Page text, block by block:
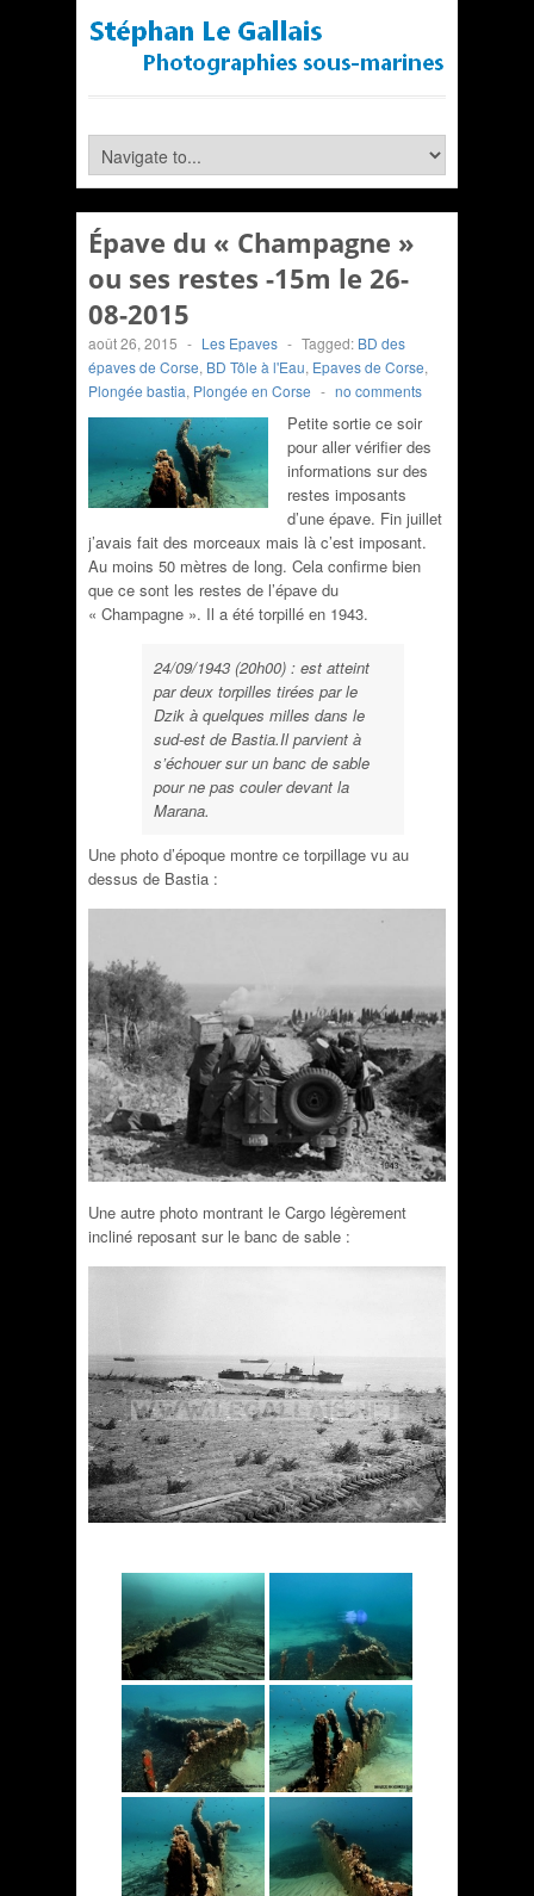
Épave du « Champagne »
ou ses restes -15m le 26-
08-2015
août 26, 2015 - Les Epaves - Tagged: BD des
épaves de Corse, BD Tôle à l'Eau, Epaves de Corse,
Plongée bastia, Plongée en Corse - no comments
Petite sortie ce soir
pour aller vérifier des
informations sur des
restes imposants
d’une épave. Fin juillet
j’avais fait des morceaux mais là c’est imposant.
Au moins 50 mètres de long. Cela confirme bien
que ce sont les restes de l’épave du
« Champagne ». Il a été torpillé en 1943.
24/09/1943 (20h00) : est atteint
par deux torpilles tirées par le
Dzik à quelques milles dans le
sud-est de Bastia.Il parvient à
s’échouer sur un banc de sable
pour ne pas couler devant la
Marana.
Une photo d’époque montre ce torpillage vu au
dessus de Bastia :
Une autre photo montrant le Cargo légèrement
incliné reposant sur le banc de sable :